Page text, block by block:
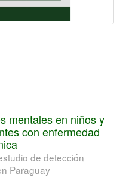
mentales en niños y
con enfermedad
de detección
Paraguay